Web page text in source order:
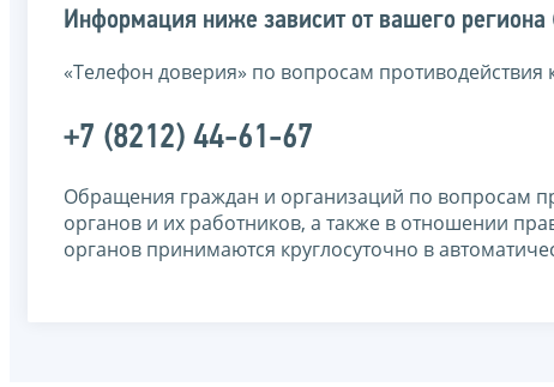
Информация ниже зависит от вашего региона
«Телефон доверия» по вопросам противодействия
+7 (8212) 44-61-67
Обращения граждан и организаций по вопросам
органов и их работников, а также в отношении
органов принимаются круглосуточно в